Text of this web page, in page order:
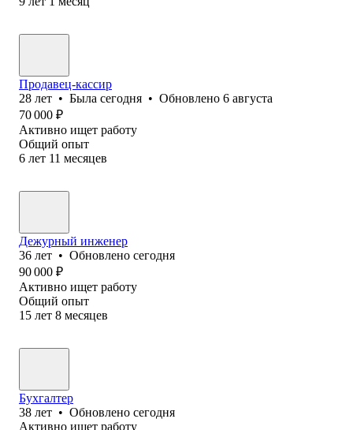
Продавец-кассир
28 лет • Была сегодня • Обновлено 6 августа
70 000 ₽
Активно ищет работу
Общий опыт
6 лет 11 месяцев
Дежурный инженер
36 лет • Обновлено сегодня
90 000 ₽
Активно ищет работу
Общий опыт
15 лет 8 месяцев
Бухгалтер
38 лет • Обновлено сегодня
Активно ищет работу